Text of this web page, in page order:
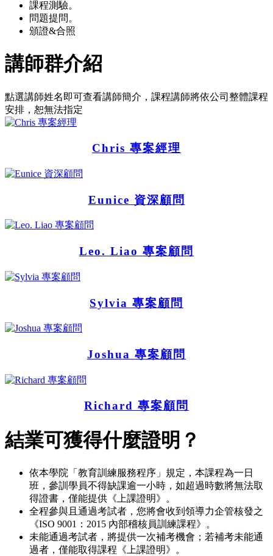
課程測驗。
問題提問。
頒證&合照
講師群介紹
點選講師姓名即可查看講師簡介，課程講師將依公司整體課程
安排，恕無法指定
Chris 專案經理
Eunice 資深顧問
Leo. Liao 專案顧問
Sylvia 專案顧問
Joshua 專案顧問
Richard 專案顧問
結業可獲得什麼證明？
依本學院「教育訓練服務程序」規定，本課程為一日
班，參訓學員不得缺課逾一小時，如超過時數將無法取
得證書，僅能提供《上課證明》。
全程參與且通過考試者，您將會收到領導力企管核發之
《ISO 9001：2015 內部稽核員訓練課程》。
未能通過考試者，將提供一次補考機會；若補考未能通
過者，僅能取得課程《上課證明》。